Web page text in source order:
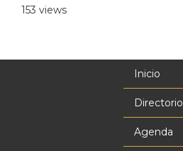
153 views
Inicio
Directorio
Agenda